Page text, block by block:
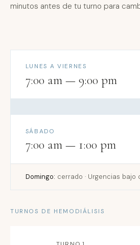
minutos antes de tu turno para
LUNES A VIERNES
7:00 am — 9:00 pm
SÁBADO
7:00 am — 1:00 pm
Domingo: cerrado · Urgencias bajo
TURNOS DE HEMODIÁLISIS